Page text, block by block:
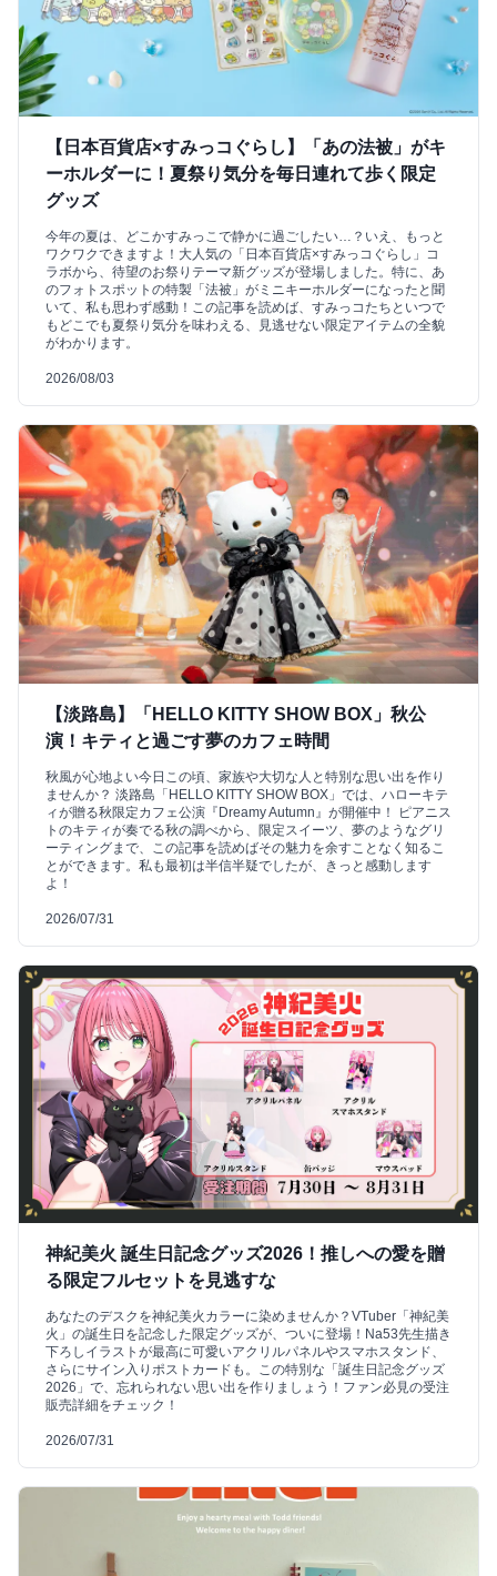
【日本百貨店×すみっコぐらし】「あの法被」がキ
ーホルダーに！夏祭り気分を毎日連れて歩く限定
グッズ
今年の夏は、どこかすみっこで静かに過ごしたい…？いえ、もっと
ワクワクできますよ！大人気の「日本百貨店×すみっコぐらし」コ
ラボから、待望のお祭りテーマ新グッズが登場しました。特に、あ
のフォトスポットの特製「法被」がミニキーホルダーになったと聞
いて、私も思わず感動！この記事を読めば、すみっコたちといつで
もどこでも夏祭り気分を味わえる、見逃せない限定アイテムの全貌
がわかります。
2026/08/03
【淡路島】「HELLO KITTY SHOW BOX」秋公
演！キティと過ごす夢のカフェ時間
秋風が心地よい今日この頃、家族や大切な人と特別な思い出を作り
ませんか？ 淡路島「HELLO KITTY SHOW BOX」では、ハローキテ
ィが贈る秋限定カフェ公演『Dreamy Autumn』が開催中！ ピアニス
トのキティが奏でる秋の調べから、限定スイーツ、夢のようなグリ
ーティングまで、この記事を読めばその魅力を余すことなく知るこ
とができます。私も最初は半信半疑でしたが、きっと感動します
よ！
2026/07/31
神紀美火 誕生日記念グッズ2026！推しへの愛を贈
る限定フルセットを見逃すな
あなたのデスクを神紀美火カラーに染めませんか？VTuber「神紀美
火」の誕生日を記念した限定グッズが、ついに登場！Na53先生描き
下ろしイラストが最高に可愛いアクリルパネルやスマホスタンド、
さらにサイン入りポストカードも。この特別な「誕生日記念グッズ
2026」で、忘れられない思い出を作りましょう！ファン必見の受注
販売詳細をチェック！
2026/07/31